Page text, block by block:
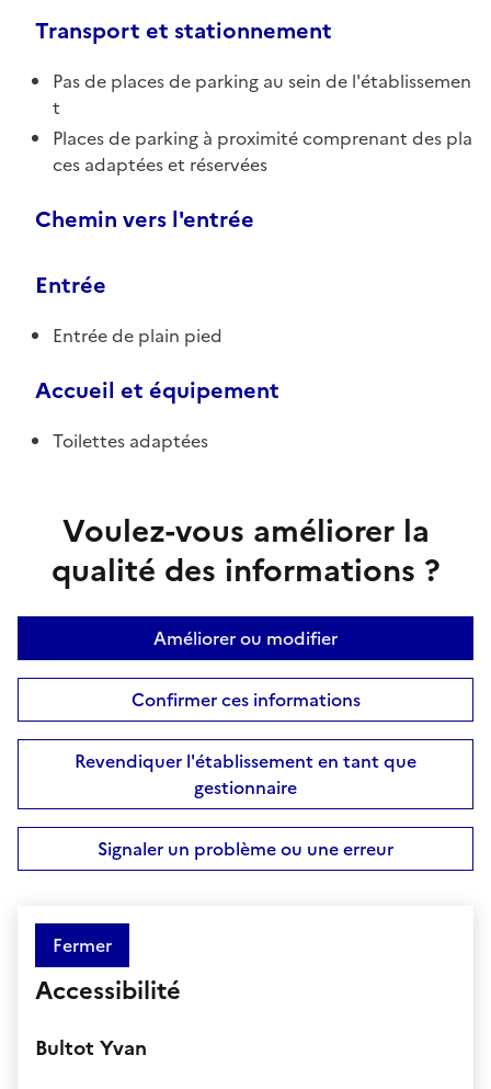
Transport et stationnement
Pas de places de parking au sein de l'établissemen
t
Places de parking à proximité comprenant des pla
ces adaptées et réservées
Chemin vers l'entrée
Entrée
Entrée de plain pied
Accueil et équipement
Toilettes adaptées
Voulez-vous améliorer la
qualité des informations ?
Améliorer ou modifier
Confirmer ces informations
Revendiquer l'établissement en tant que
gestionnaire
Signaler un problème ou une erreur
Fermer
Accessibilité
Bultot Yvan